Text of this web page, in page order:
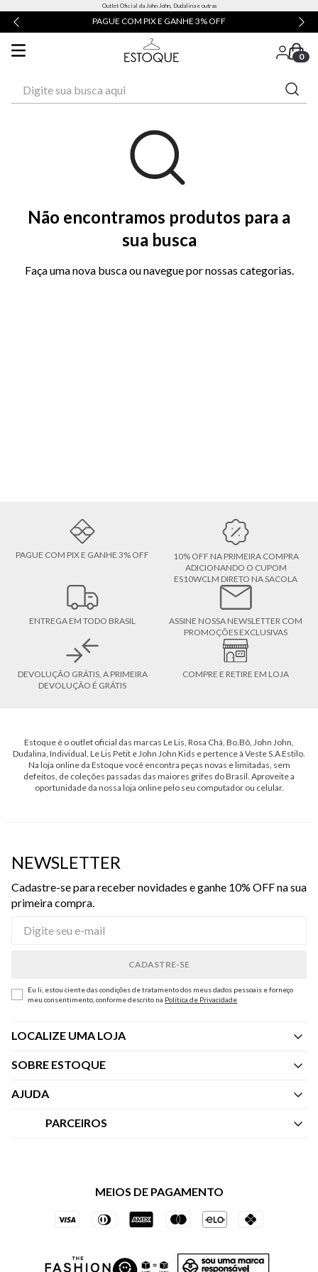
Outlet Oficial da John John, Dudalina e outras
PAGUE COM PIX E GANHE 3% OFF
0
Não encontramos produtos para a
sua busca
Faça uma nova busca ou navegue por nossas categorias.
PAGUE COM PIX E GANHE 3% OFF
10% OFF NA PRIMEIRA COMPRA
ADICIONANDO O CUPOM
ES10WCLM DIRETO NA SACOLA
ENTREGA EM TODO BRASIL
ASSINE NOSSA NEWSLETTER COM
PROMOÇÕES EXCLUSIVAS
DEVOLUÇÃO GRÁTIS, A PRIMEIRA
DEVOLUÇÃO É GRÁTIS
COMPRE E RETIRE EM LOJA
Estoque é o outlet oficial das marcas Le Lis, Rosa Chá, Bo.Bô, John John,
Dudalina, Individual, Le Lis Petit e John John Kids e pertence à Veste S.A Estilo.
Na loja online da Estoque você encontra peças novas e limitadas, sem
defeitos, de coleções passadas das maiores grifes do Brasil. Aproveite a
oportunidade da nossa loja online pelo seu computador ou celular.
NEWSLETTER
Cadastre-se para receber novidades e ganhe 10% OFF na sua
primeira compra.
Eu li, estou ciente das condições de tratamento dos meus dados pessoais e forneço
meu consentimento, conforme descrito na Política de Privacidade
LOCALIZE UMA LOJA
SOBRE ESTOQUE
Quem Somos
AJUDA
Central de Atendimento
Trocas e Devoluções
PARCEIROS
Vai de Visa
Azul Fidelidade
MEIOS DE PAGAMENTO